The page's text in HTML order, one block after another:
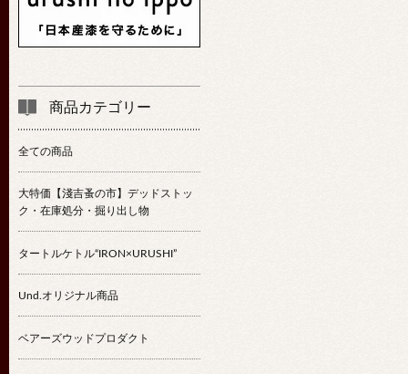
商品カテゴリー
全ての商品
大特価【淺吉蚤の市】デッドストッ
ク・在庫処分・掘り出し物
タートルケトル“IRON×URUSHI”
Und.オリジナル商品
ベアーズウッドプロダクト